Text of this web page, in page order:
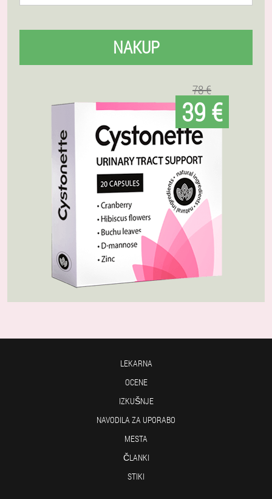
NAKUP
78 €
39 €
LEKARNA
OCENE
IZKUŠNJE
NAVODILA ZA UPORABO
MESTA
ČLANKI
STIKI